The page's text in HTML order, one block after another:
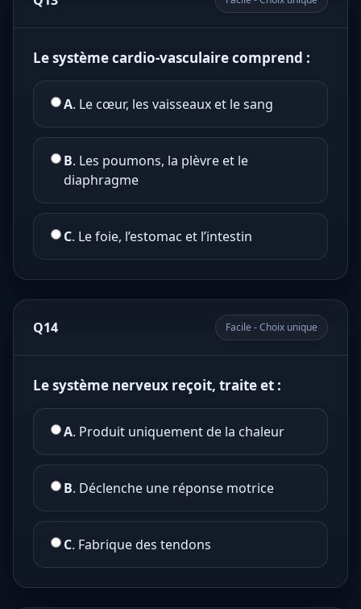
Le système cardio-vasculaire comprend :
A. Le cœur, les vaisseaux et le sang
B. Les poumons, la plèvre et le
diaphragme
C. Le foie, l’estomac et l’intestin
Q14 Facile - Choix unique
Le système nerveux reçoit, traite et :
A. Produit uniquement de la chaleur
B. Déclenche une réponse motrice
C. Fabrique des tendons